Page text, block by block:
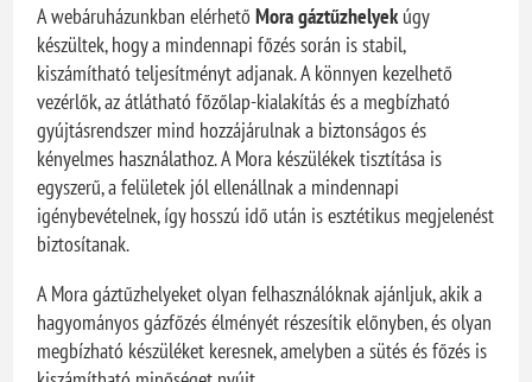
A webáruházunkban elérhetőMora gáztűzhelyekúgy
készültek, hogy a mindennapi főzés során is stabil,
kiszámítható teljesítményt adjanak. A könnyen kezelhető
vezérlők, az átlátható főzőlap-kialakítás és a megbízható
gyújtásrendszer mind hozzájárulnak a biztonságos és
kényelmes használathoz. A Mora készülékek tisztítása is
egyszerű, a felületek jól ellenállnak a mindennapi
igénybevételnek, így hosszú idő után is esztétikus megjelenést
biztosítanak.
A Mora gáztűzhelyeket olyan felhasználóknak ajánljuk, akik a
hagyományos gázfőzés élményét részesítik előnyben, és olyan
megbízható készüléket keresnek, amelyben a sütés és főzés is